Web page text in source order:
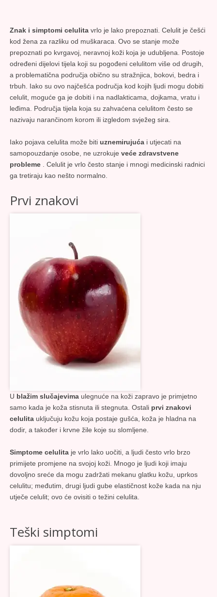
Znak i simptomi celulita vrlo je lako prepoznati. Celulit je češći
kod žena za razliku od muškaraca. Ovo se stanje može
prepoznati po kvrgavoj, neravnoj koži koja je udubljena. Postoje
određeni dijelovi tijela koji su pogođeni celulitom više od drugih,
a problematična područja obično su stražnjica, bokovi, bedra i
trbuh. Iako su ovo najčešća područja kod kojih ljudi mogu dobiti
celulit, moguće ga je dobiti i na nadlakticama, dojkama, vratu i
leđima. Područja tijela koja su zahvaćena celulitom često se
nazivaju narančinom korom ili izgledom svježeg sira.
Iako pojava celulita može biti uznemirujuća i utjecati na
samopouzdanje osobe, ne uzrokuje veće zdravstvene
probleme . Celulit je vrlo često stanje i mnogi medicinski radnici
ga tretiraju kao nešto normalno.
Prvi znakovi
U blažim slučajevima ulegnuće na koži zapravo je primjetno
samo kada je koža stisnuta ili stegnuta. Ostali prvi znakovi
celulita uključuju kožu koja postaje gušća, koža je hladna na
dodir, a također i krvne žile koje su slomljene.
Simptome celulita je vrlo lako uočiti, a ljudi često vrlo brzo
primijete promjene na svojoj koži. Mnogo je ljudi koji imaju
dovoljno sreće da mogu zadržati mekanu glatku kožu, uprkos
celulitu; međutim, drugi ljudi gube elastičnost kože kada na nju
utječe celulit; ovo će ovisiti o težini celulita.
Teški simptomi